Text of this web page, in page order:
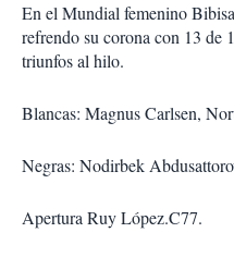
En el Mundial femenino
refrendo su corona con 13 de
triunfos al hilo.
Blancas: Magnus Carlsen,
Negras: Nodirbek
Apertura Ruy López.C77.